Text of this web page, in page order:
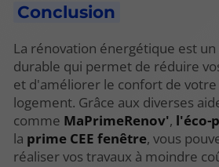
Conclusion
La rénovation énergétique est
durable qui permet de réduire
et d'améliorer le confort de votre
logement. Grâce aux diverses
comme MaPrimeRenov', l'éco-
la prime CEE fenêtre, vous
réaliser vos travaux à moindre